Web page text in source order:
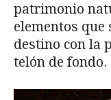
patrimonio
elementos que
destino con la
telón de fondo.